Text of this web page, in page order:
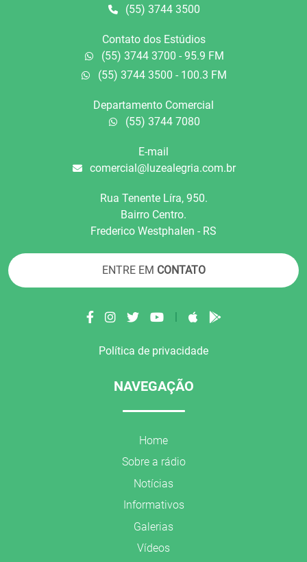
(55) 3744 3500
Contato dos Estúdios
(55) 3744 3700 - 95.9 FM
(55) 3744 3500 - 100.3 FM
Departamento Comercial
(55) 3744 7080
E-mail
comercial@luzealegria.com.br
Rua Tenente Líra, 950.
Bairro Centro.
Frederico Westphalen - RS
ENTRE EM CONTATO
Política de privacidade
NAVEGAÇÃO
Home
Sobre a rádio
Notícias
Informativos
Galerias
Vídeos